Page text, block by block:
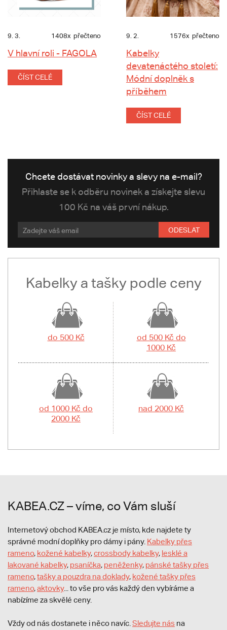
9. 3. 1408x přečteno
V hlavní roli - FAGOLA
ČÍST CELÉ
9. 2. 1576x přečteno
Kabelky
devatenáctého století:
Módní doplněk s
příběhem
ČÍST CELÉ
Chcete dostávat novinky a slevy na e-mail?
Přihlaste se k odběru novinek a získejte slevu
100 Kč na váš první nákup.
ODESLAT
Kabelky a tašky podle ceny
do 500 Kč
od 500 Kč do
1000 Kč
od 1000 Kč do
2000 Kč
nad 2000 Kč
KABEA.CZ – víme, co Vám sluší
Internetový obchod KABEA.cz je místo, kde najdete ty
správné modní doplňky pro dámy i pány. Kabelky přes
rameno, kožené kabelky,crossbody kabelky, lesklé a
lakované kabelky, psaníčka, peněženky, pánské tašky přes
rameno,tašky a pouzdra na doklady, kožené tašky přes
rameno,aktovky... to vše pro vás každý den vybíráme a
nabízíme za skvělé ceny.
Vždy od nás dostanete i něco navíc. Sledujte nás na